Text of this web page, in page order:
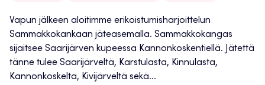
Vapun jälkeen aloitimme erikoistumisharjoittelun
Sammakkokankaan jäteasemalla. Sammakkokangas
sijaitsee Saarijärven kupeessa Kannonkoskentiellä. Jätettä
tänne tulee Saarijärveltä, Karstulasta, Kinnulasta,
Kannonkoskelta, Kivijärveltä sekä...